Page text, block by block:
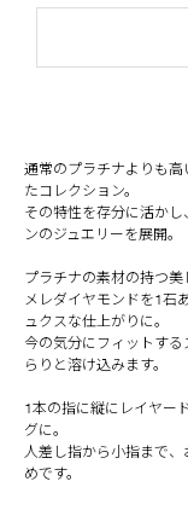
通常のプラチナよりも
たコレクション。
その特性を存分に活か
ンのジュエリーを展開。
プラチナの素材の持つ美
メレダイヤモンドを1石
ュクスな仕上がりに。
今の気分にフィットす
らりと溶け込みます。
1本の指に縦にレイヤー
グに。
人差し指から小指まで
めです。